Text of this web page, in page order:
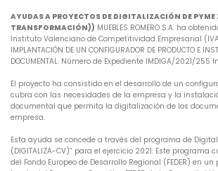
AYUDAS A PROYECTOS DE DIGITALIZACIÓN DE
TRANSFORMACIÓN)) MUEBLES ROMERO S.A. ha
Instituto Valenciano de Competitividad Empresarial
IMPLANTACIÓN DE UN CONFIGURADOR DE PRODUCTO E
DOCUMENTAL. Número de Expediente IMDIGA/2021/255
El proyecto ha consistido en el desarrollo de un
cubra con las necesidades de la empresa y la
documental que permita la digitalización de los
empresa.
Esta ayuda se concede a través del programa de
(DIGITALIZA-CV)” para el ejercicio 2021. Este programa
del Fondo Europeo de Desarrollo Regional (FEDER) en